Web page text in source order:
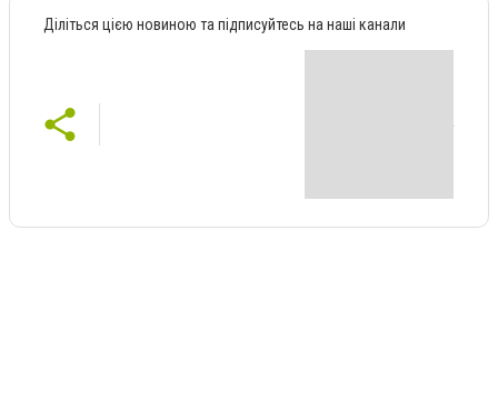
Діліться цією новиною та підписуйтесь на наші канали